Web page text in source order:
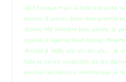
de l’époque mais la liste est juste
tonnes d’autres dans mes
Quinn Ma sorcière bien aimée, la
prairie, L’agence tout risque,
Arnold & Willy, etc etc etc etc… Je
liste je serais incapable de les
en plus les dessins animés que je